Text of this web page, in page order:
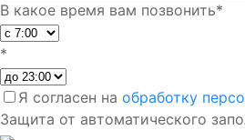
В какое время вам позвонить*
*
Я согласен на обработку
Защита от автоматического